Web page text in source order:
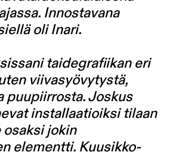
Innostavana
oli Inari.
taidegrafiikan eri
viivasyövytystä,
puupiirrosta. Joskus
installaatioiksi tilaan
osaksi jokin
elementti. Kuusikko-